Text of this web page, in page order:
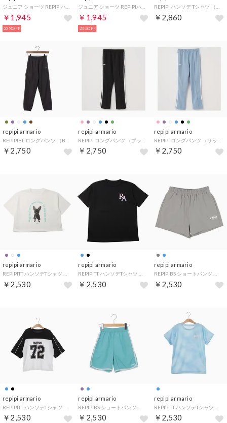
￥1,945
23%OFF
￥1,945
23%OFF
￥2,860
repipi armario
￥2,750
repipi armario
￥2,750
repipi armario
￥2,750
repipi armario
￥2,530
repipi armario
￥2,530
repipi armario
￥2,530
repipi armario
￥2,530
repipi armario
￥2,530
repipi armario
￥2,530